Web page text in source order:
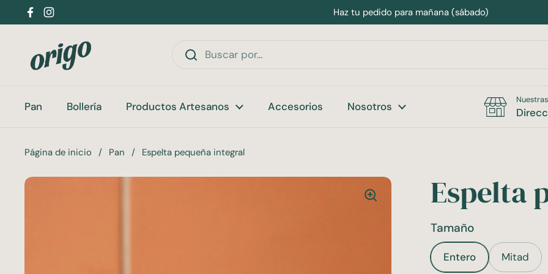
Ir al contenido
Facebook
Instagram Haz tu pedido para mañana (sábado)
Pan Bollería Productos Artesanos Accesorios Nosotros
Página de inicio / Pan / Espelta pequeña integral
Espelta
Tamaño
Entero Mitad